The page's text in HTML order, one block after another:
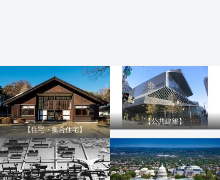
【住宅・集合住宅】
【公共建築】